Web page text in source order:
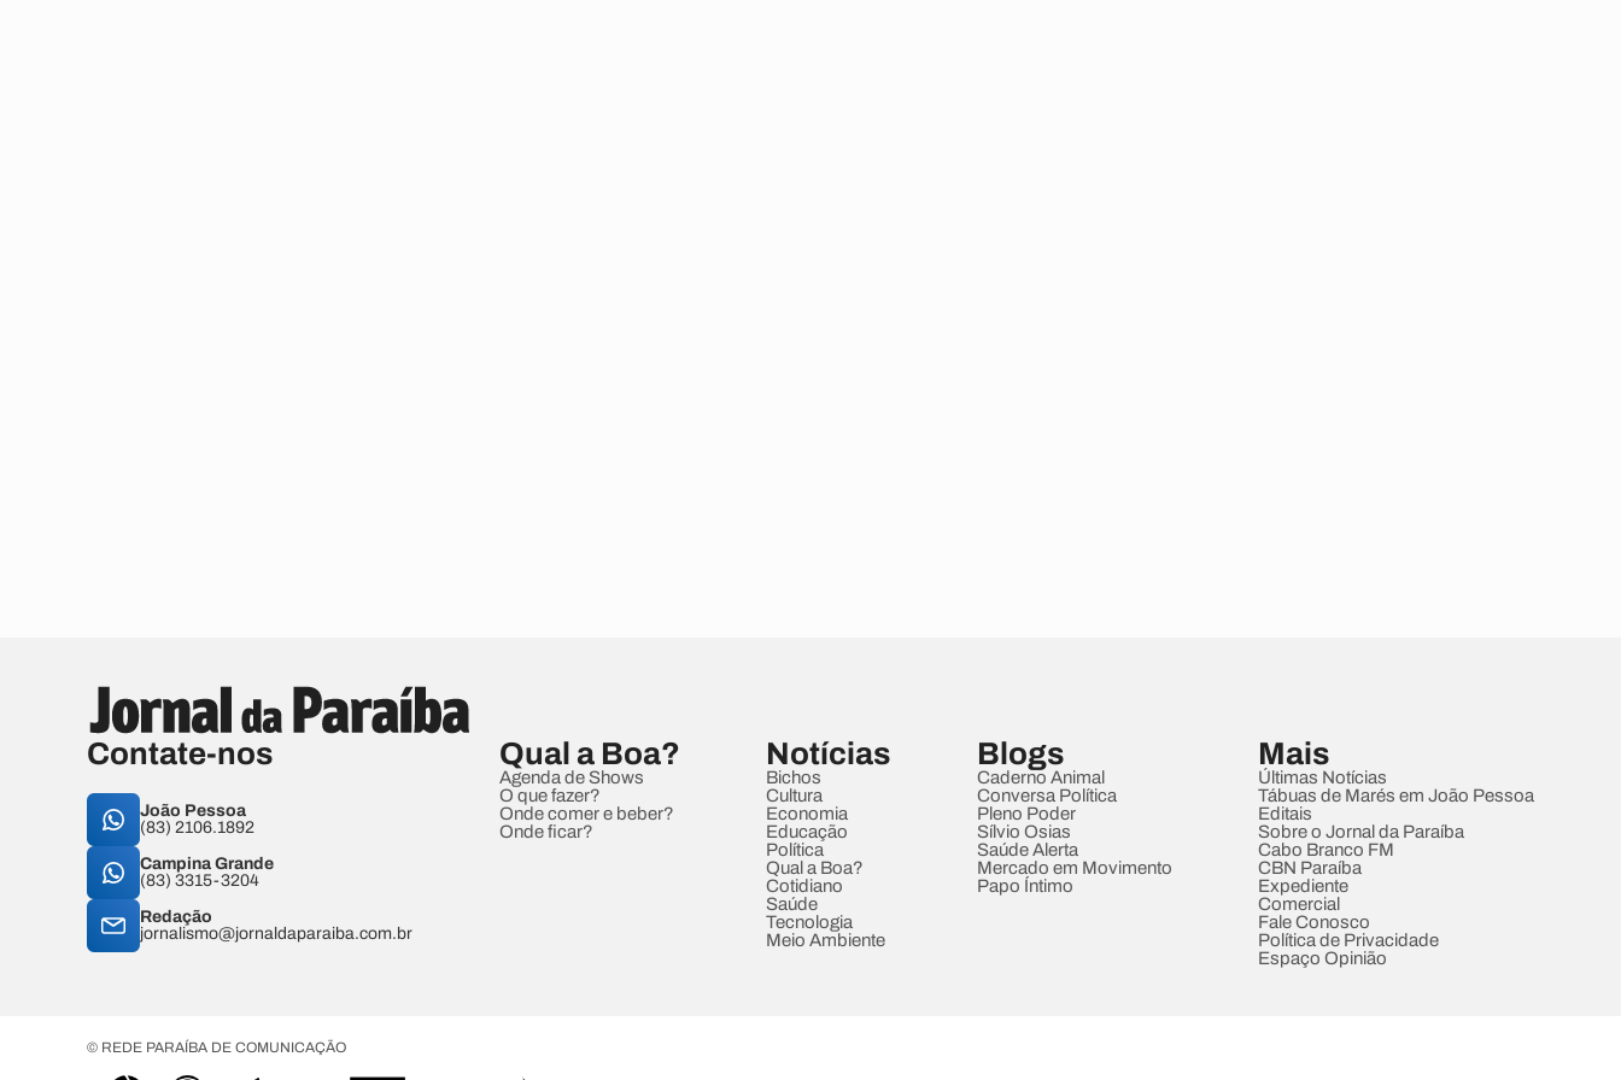
Contate-nos
João Pessoa
(83) 2106.1892
Campina Grande
(83) 3315-3204
Redação
jornalismo@jornaldaparaiba.com.br
Qual a Boa?
Agenda de Shows
O que fazer?
Onde comer e beber?
Onde ficar?
Notícias
Bichos
Cultura
Economia
Educação
Política
Qual a Boa?
Cotidiano
Saúde
Tecnologia
Meio Ambiente
Blogs
Caderno Animal
Conversa Política
Pleno Poder
Sílvio Osias
Saúde Alerta
Mercado em Movimento
Papo Íntimo
Mais
Últimas Notícias
Tábuas de Marés em João Pessoa
Editais
Sobre o Jornal da Paraíba
Cabo Branco FM
CBN Paraíba
Expediente
Comercial
Fale Conosco
Política de Privacidade
Espaço Opinião
© REDE PARAÍBA DE COMUNICAÇÃO